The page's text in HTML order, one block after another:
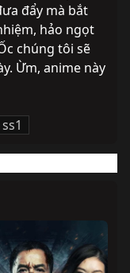
đẩy mà bắt
hảo ngọt
chúng tôi sẽ
Ừm, anime này